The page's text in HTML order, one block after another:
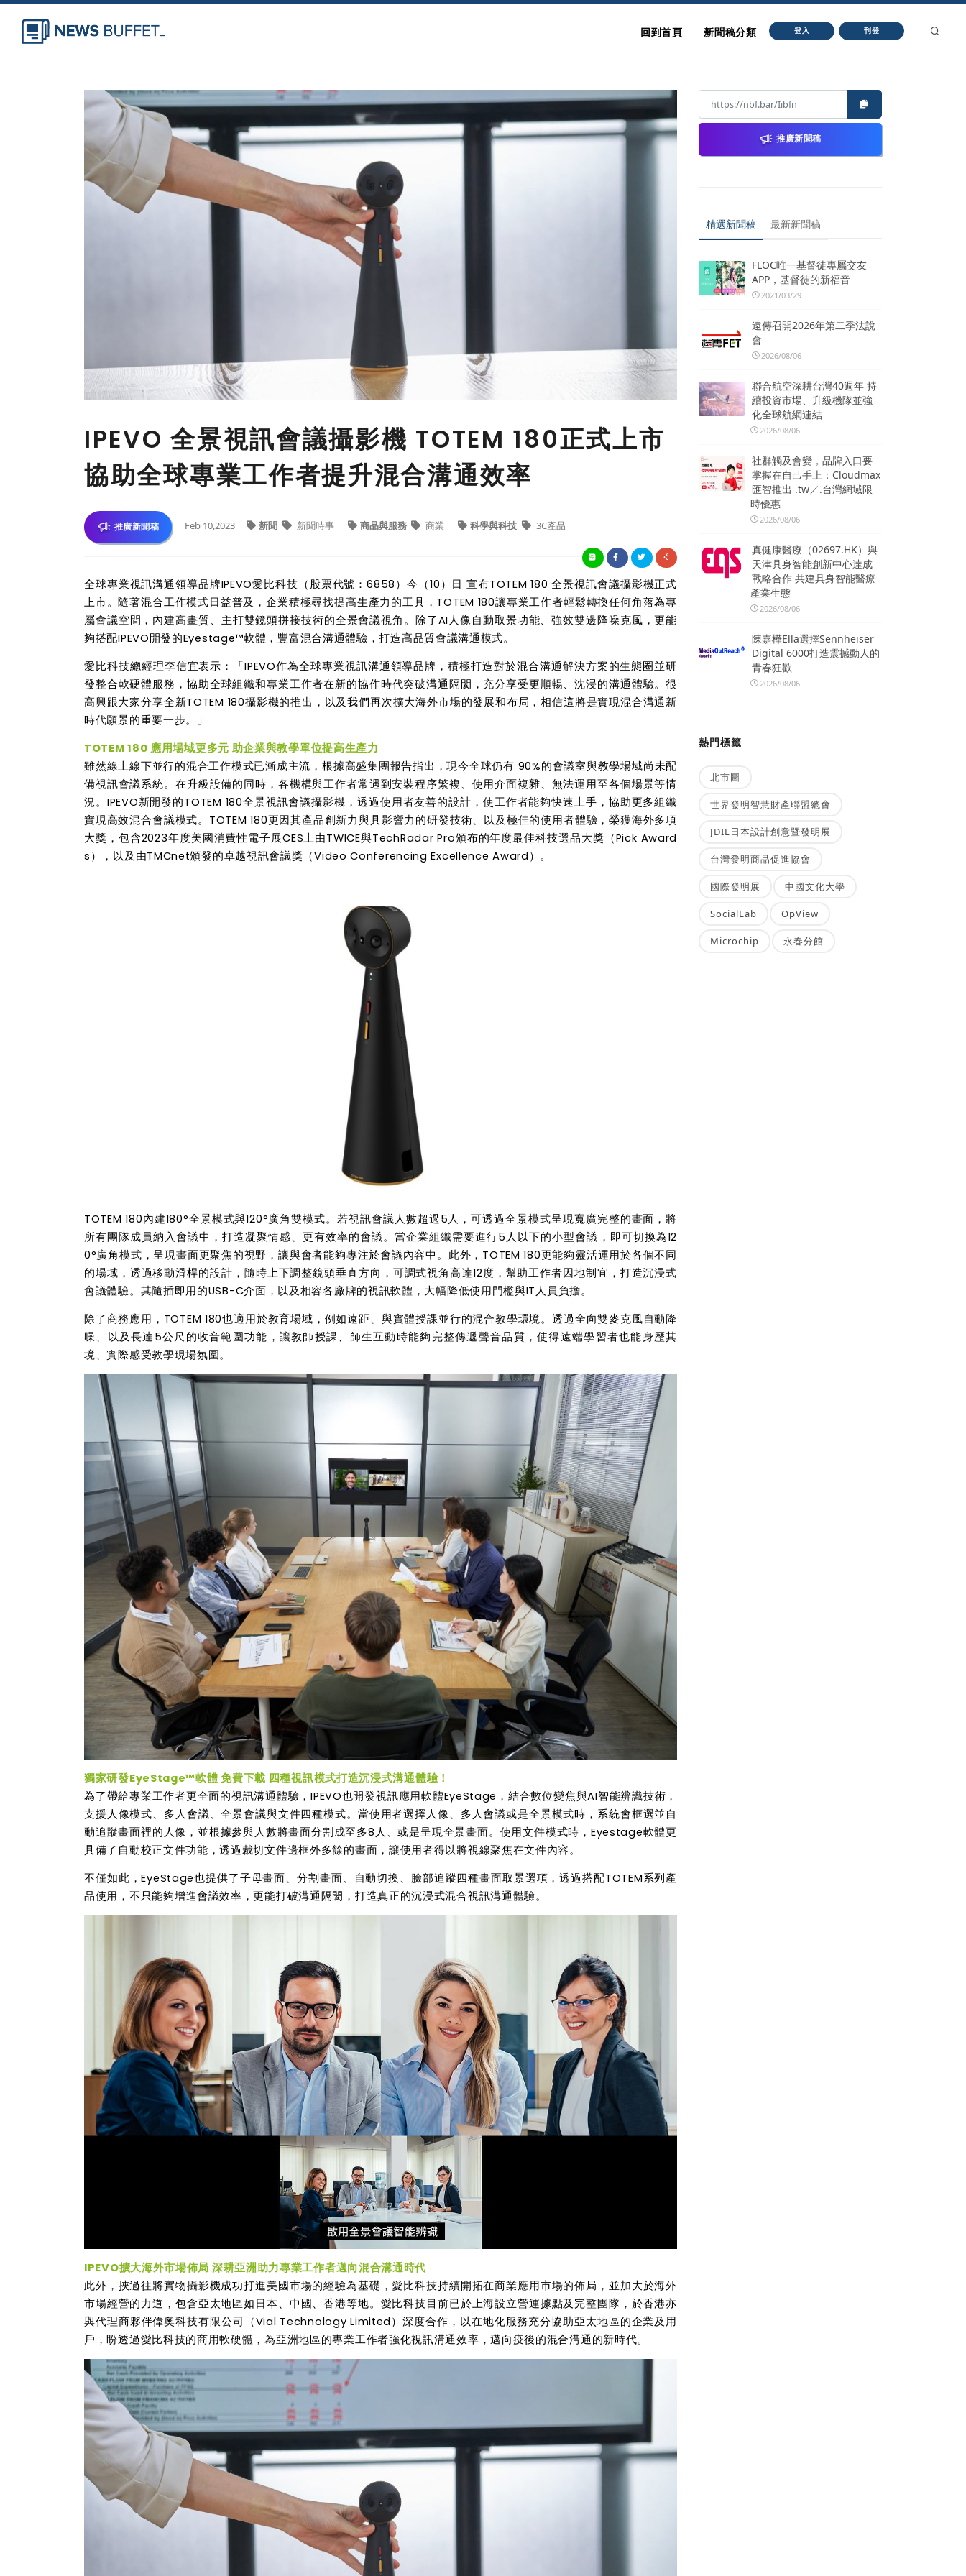
回到首頁 新聞稿分類 登入 刊登
IPEVO 全景視訊會議攝影機 TOTEM 180正式上市
協助全球專業工作者提升混合溝通效率
推廣新聞稿 Feb 10,2023 新聞 新聞時事 商品與服務 商業 科學與科技 3C產品
全球專業視訊溝通領導品牌IPEVO愛比科技（股票代號：6858 ）今（10 ）日 宣布TOTEM 180全景視訊會議攝影機正式
上市。隨著混合工作模式日益普及，企業積極尋找提高生產力的工具， TOTEM 180讓專業工作者輕鬆轉換任何角落為專
屬會議空間，內建高畫質、主打雙鏡頭拼接技術的全景會議視角。除了AI人像自動取景功能、強效雙邊降噪克風，更能
夠搭配IPEVO開發的Eyestage™軟體，豐富混合溝通體驗，打造高品質會議溝通模式。
愛比科技總經理李信宜表示：「IPEVO作為全球專業視訊溝通領導品牌，積極打造對於混合溝通解決方案的生態圈並研
發整合軟硬體服務 ，協助全球組織和專業工作者在新的協作時代突破溝通隔閡，充分享受更順暢、沈浸的溝通體驗。很
高興跟大家分享全新TOTEM 180攝影機的推出，以及我們再次擴大海外市場的發展和布局，相信這將是實現混合溝通新
時代願景的重要一步。」
TOTEM 180 應用場域更多元 助企業與教學單位提高生產力
雖然線上線下並行的混合工作模式已漸成主流，根據高盛集團報告指出，現今全球仍有 90%的會議室與教學場域尚未配
備視訊會議系統。在升級設備的同時，各機構與工作者常遇到安裝程序繁複、使用介面複雜、無法運用至各個場景等情
況。 IPEVO新開發的TOTEM 180全景視訊會議攝影機，透過使用者友善的設計，使工作者能夠快速上手，協助更多組織
實現高效混合會議模式。 TOTEM 180更因其產品創新力與具影響力的研發技術、以及極佳的使用者體驗，榮獲海外多項
大獎，包含2023年度美國消費性電子展CES上由TWICE與TechRadar Pro頒布的年度最佳科技選品大獎（Pick Award
s ），以及由TMCnet頒發的卓越視訊會議獎（Video Conferencing Excellence Award ）。
TOTEM 180內建180°全景模式與120°廣角雙模式。若視訊會議人數超過5人，可透過全景模式呈現寬廣完整的畫面，將
所有團隊成員納入會議中，打造凝聚情感、更有效率的會議。當企業組織需要進行5人以下的小型會議，即可切換為12
0°廣角模式，呈現畫面更聚焦的視野，讓與會者能夠專注於會議內容中。此外， TOTEM 180更能夠靈活運用於各個不同
的場域，透過移動滑桿的設計，隨時上下調整鏡頭垂直方向，可調式視角高達12度，幫助工作者因地制宜，打造沉浸式
會議體驗。其隨插即用的USB-C介面，以及相容各廠牌的視訊軟體，大幅降低使用門檻與IT人員負擔。
除了商務應用， TOTEM 180也適用於教育場域，例如遠距、與實體授課並行的混合教學環境。透過全向雙麥克風自動降
噪、以及長達 5公尺的收音範圍功能，讓教師授課、師生互動時能夠完整傳遞聲音品質，使得遠端學習者也能身歷其
境、實際感受教學現場氛圍。
獨家研發EyeStage™軟體 免費下載 四種視訊模式打造沉浸式溝通體驗！
為了帶給專業工作者更全面的視訊溝通體驗，IPEVO也開發視訊應用軟體EyeStage ，結合數位變焦與AI智能辨識技術，
支援人像模式、多人會議、全景會議與文件四種模式。當使用者選擇人像、多人會議或是全景模式時， 系統會框選並自
動追蹤畫面裡的人像，並根據參與人數將畫面分割成至多8 人、或是呈現全景畫面。使用文件模式時， Eyestage軟體更
具備了自動校正文件功能，透過裁切文件邊框外多餘的畫面，讓使用者得以將視線聚焦在文件內容。
不僅如此，EyeStage也提供了子母畫面、分割畫面、自動切換、臉部追蹤四種畫面取景選項，透過搭配TOTEM系列產
品使用，不只能夠增進會議效率，更能打破溝通隔閡，打造真正的沉浸式混合視訊溝通體驗。
IPEVO擴大海外市場佈局 深耕亞洲助力專業工作者邁向混合溝通時代
此外，挾過往將實物攝影機成功打進美國市場的經驗為基礎，愛比科技持續開拓在商業應用市場的佈局，並加大於海外
市場經營的力道，包含亞太地區如日本、中國、香港等地。愛比科技目前已於上海設立營運據點及完整團隊，於香港亦
與代理商夥伴偉奧科技有限公司（Vial Technology Limited）深度合作，以在地化服務充分協助亞太地區的企業及用
戶，盼透過愛比科技的商用軟硬體，為亞洲地區的專業工作者強化視訊溝通效率，邁向疫後的混合溝通的新時代。
推廣新聞稿
精選新聞稿 最新新聞稿
FLOC唯一基督徒專屬交友
APP，基督徒的新福音
2021/03/29
遠傳召開2026年第二季法說
會
2026/08/06
聯合航空深耕台灣40週年 持
續投資市場、升級機隊並強
化全球航網連結
2026/08/06
社群觸及會變，品牌入口要
掌握在自己手上：Cloudmax
匯智推出 .tw／.台灣網域限
時優惠
2026/08/06
真健康醫療（02697.HK）與
天津具身智能創新中心達成
戰略合作 共建具身智能醫療
產業生態
2026/08/06
陳嘉樺Ella選擇Sennheiser
Digital 6000打造震撼動人的
青春狂歡
2026/08/06
熱門標籤
北市圖
世界發明智慧財產聯盟總會
JDIE日本設計創意暨發明展
台灣發明商品促進協會
國際發明展 中國文化大學
SocialLab OpView
Microchip 永春分館